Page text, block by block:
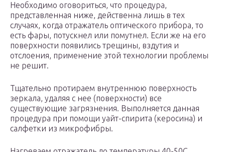
Необходимо оговориться, что процедура,
представленная ниже, действенна лишь в тех
случаях, когда отражатель оптического прибора, то
есть фары, потускнел или помутнел. Если же на его
поверхности появились трещины, вздутия и
отслоения, применение этой технологии проблемы
не решит.
Тщательно протираем внутреннюю поверхность
зеркала, удаляя с нее (поверхности) все
существующие загрязнения. Выполняется данная
процедура при помощи уайт-спирита (керосина) и
салфетки из микрофибры.